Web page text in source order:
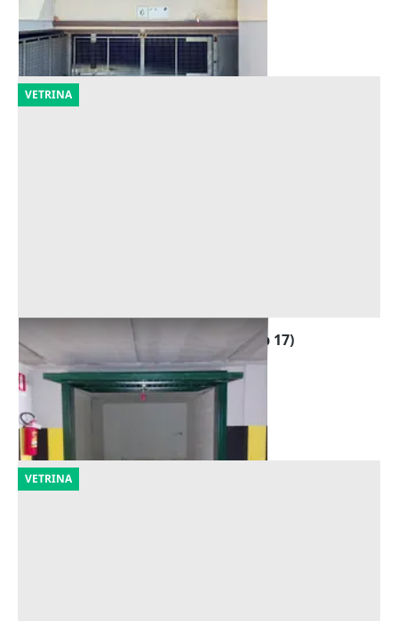
Forlì (Forlì-Cesena)
09/10/2026
VETRINA
Asta Garage al piano interrato (sub 17)
(Forlì-Cesena)
Offerta minima
6.218 €
09/10/2026
VETRINA